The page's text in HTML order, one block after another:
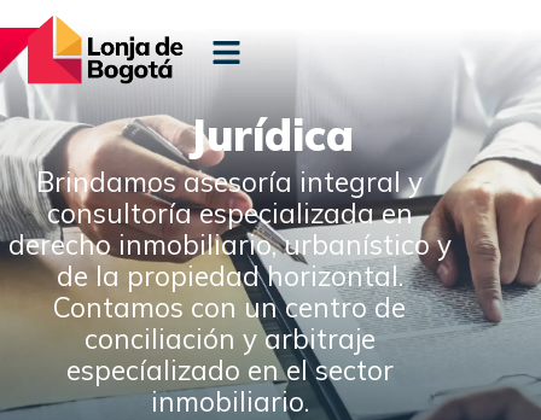
Jurídica
Brindamos asesoría integral y
consultoría especializada en
derecho inmobiliario, urbanístico y
de la propiedad horizontal.
Contamos con un centro de
conciliación y arbitraje
especíalizado en el sector
inmobiliario.